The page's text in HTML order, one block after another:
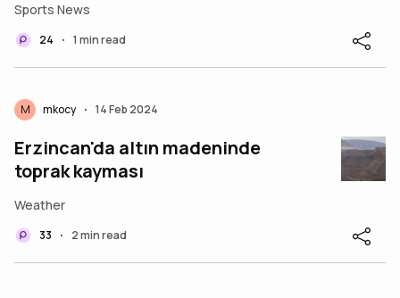
madalya!
Sports News
24 • 1 min read
M mkocy • 14 Feb 2024
Erzincan'da altın madeninde
toprak kayması
Weather
33 • 2 min read